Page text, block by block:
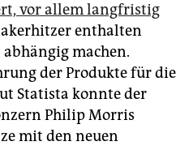
vor allem langfristig
enthalten
machen.
der Produkte für die
Statista konnte der
Philip Morris
mit den neuen